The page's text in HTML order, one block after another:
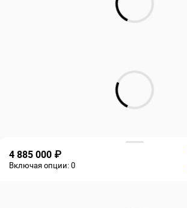
4 885 000 ₽
Включая опции:0